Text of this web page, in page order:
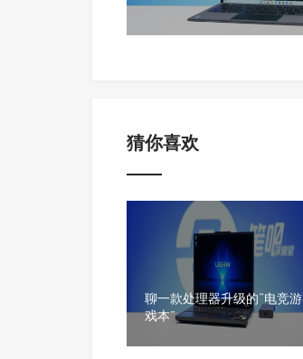
猜你喜欢
聊一款处理器升级的“电竞游
戏本”